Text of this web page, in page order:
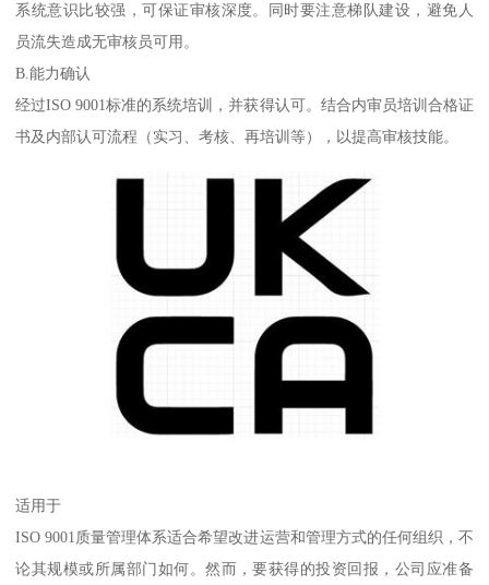
系统意识比较强，可保证审核深度。同时要注意梯队建设，避免人
员流失造成无审核员可用。
B.能力确认
经过ISO 9001标准的系统培训，并获得认可。结合内审员培训合格证
书及内部认可流程（实习、考核、再培训等），以提高审核技能。
适用于
ISO 9001质量管理体系适合希望改进运营和管理方式的任何组织，不
论其规模或所属部门如何。然而，要获得的投资回报，公司应准备